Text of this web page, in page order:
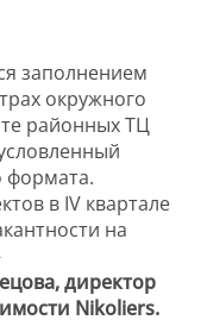
заполнением
окружного
районных ТЦ
формата.
в IV квартале
на
директор
Nikoliers.